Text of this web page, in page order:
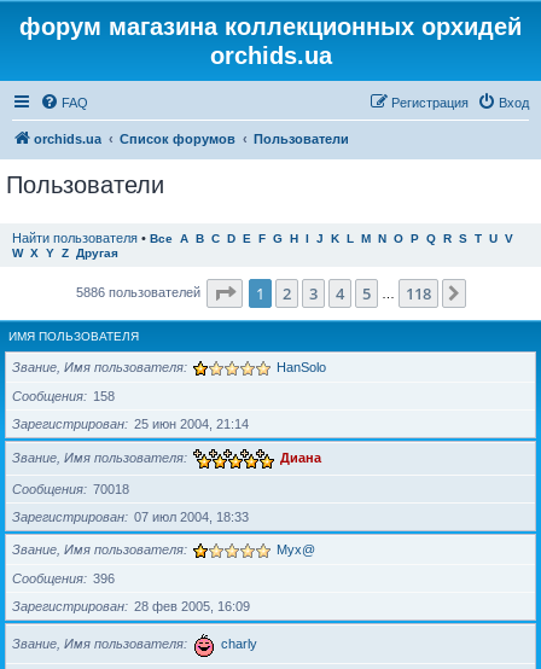
форум магазина коллекционных орхидей
orchids.ua
FAQ Вход
Регистрация
orchids.ua Список форумов Пользователи
Пользователи
Найти пользователя • Все A B C D E F G H I J K L M N O P Q R S T U V
W X Y Z Другая
5886 пользователей Страница из 118
1 2 3 4 5 118
ИМЯ ПОЛЬЗОВАТЕЛЯ
Звание, Имя пользователя HanSolo
Сообщения
158
Зарегистрирован
25 июн 2004, 21:14
Звание, Имя пользователя Диана
Сообщения
70018
Зарегистрирован
07 июл 2004, 18:33
Звание, Имя пользователя Myx@
Сообщения
396
Зарегистрирован
28 фев 2005, 16:09
Звание, Имя пользователя charly